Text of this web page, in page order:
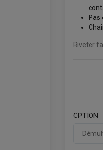
Pas
Riveter
OPTION